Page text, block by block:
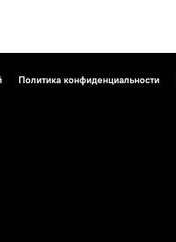
Политика конфиденциальности